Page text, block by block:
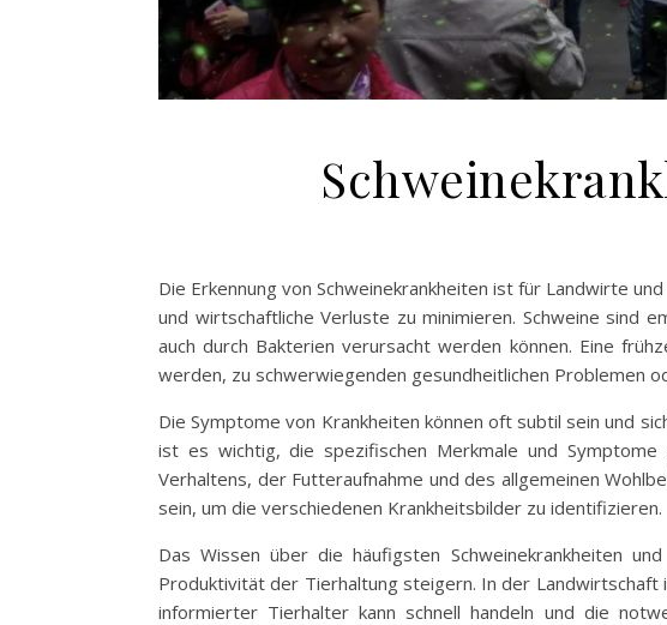
Die Erkennung von Schweinekrankheiten ist für Landwirte
und wirtschaftliche Verluste zu minimieren. Schweine sind
auch durch Bakterien verursacht werden können. Eine
werden, zu schwerwiegenden gesundheitlichen Problemen
Die Symptome von Krankheiten können oft subtil sein und
ist es wichtig, die spezifischen Merkmale und
Verhaltens, der Futteraufnahme und des allgemeinen
sein, um die verschiedenen Krankheitsbilder zu identifizieren.
Das Wissen über die häufigsten Schweinekrankheiten
Produktivität der Tierhaltung steigern. In der Landwirtschaft
informierter Tierhalter kann schnell handeln und die